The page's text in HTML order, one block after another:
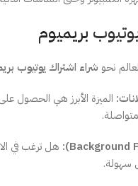
بريميوم
نحو شراء اشتراك يوتيوب
الميزة الأبرز هي الحصول
هل ترغب في
سهولة.